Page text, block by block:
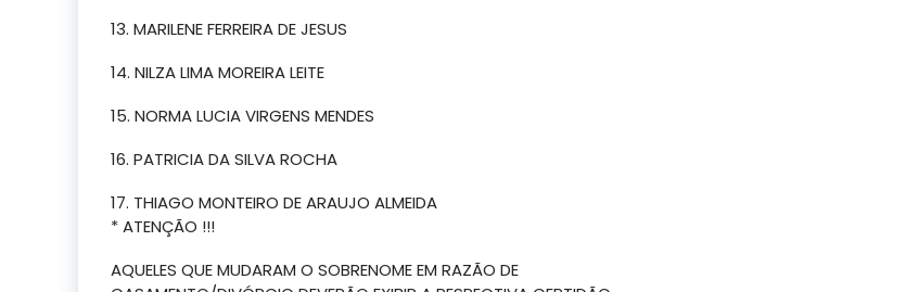
13. MARILENE FERREIRA DE JESUS
14. NILZA LIMA MOREIRA LEITE
15. NORMA LUCIA VIRGENS MENDES
16. PATRICIA DA SILVA ROCHA
17. THIAGO MONTEIRO DE ARAUJO ALMEIDA
* ATENÇÃO !!!
AQUELES QUE MUDARAM O SOBRENOME EM RAZÃO DE